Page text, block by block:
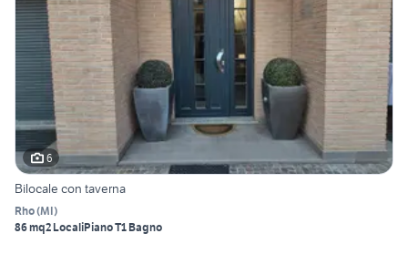
6
Bilocale con taverna
Rho(MI)
86 mq2 LocaliPiano T1 Bagno